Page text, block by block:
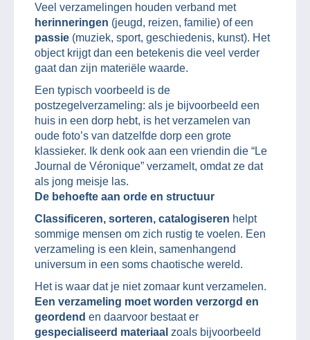
Veel verzamelingen houden verband met
herinneringen (jeugd, reizen, familie) of een
passie (muziek, sport, geschiedenis, kunst). Het
object krijgt dan een betekenis die veel verder
gaat dan zijn materiële waarde.
Een typisch voorbeeld is de
postzegelverzameling: als je bijvoorbeeld een
huis in een dorp hebt, is het verzamelen van
oude foto’s van datzelfde dorp een grote
klassieker. Ik denk ook aan een vriendin die “Le
Journal de Véronique” verzamelt, omdat ze dat
als jong meisje las.
De behoefte aan orde en structuur
Classificeren, sorteren, catalogiseren helpt
sommige mensen om zich rustig te voelen. Een
verzameling is een klein, samenhangend
universum in een soms chaotische wereld.
Het is waar dat je niet zomaar kunt verzamelen.
Een verzameling moet worden verzorgd en
geordend en daarvoor bestaat er
gespecialiseerd materiaal zoals bijvoorbeeld